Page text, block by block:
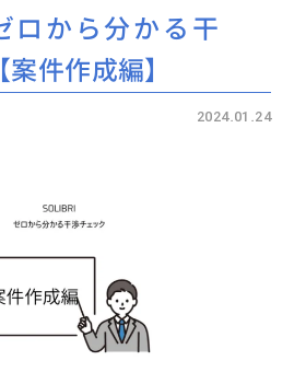
ロから分かる干
件作成編】
2024.01.24